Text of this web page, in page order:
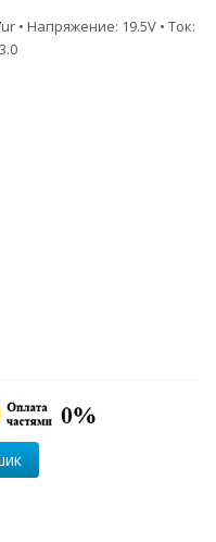
• Напряжение: 19.5V • Ток: